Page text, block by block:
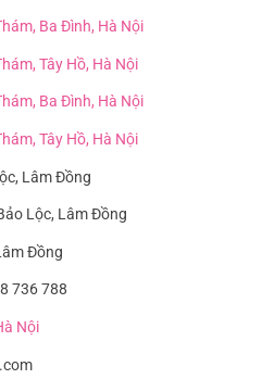
Ba Đình, Hà Nội
Tây Hồ, Hà Nội
Ba Đình, Hà Nội
Tây Hồ, Hà Nội
Lâm Đồng
Lộc, Lâm Đồng
Đồng
736 788
Nội